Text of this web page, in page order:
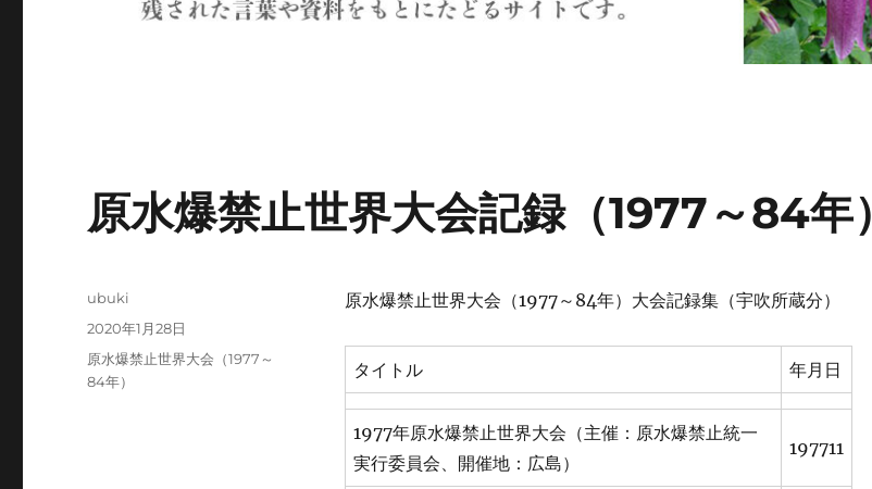
原水爆禁止世界大会記録（1977～84年）
原水爆禁止世界大会（1977～84年）大会記録集（宇吹所蔵分）
タイトル 年月日
1977年原水爆禁止世界大会（主催：原水爆禁止統一
実行委員会、開催地：広島）
197711
投
ubuki
投
稿
2020年1月28日
カ
テ
原水爆禁止世界大会（1977～
84年）